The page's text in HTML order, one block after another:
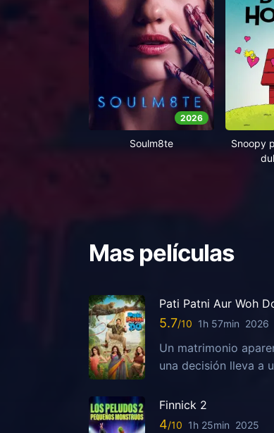
2026
Soulm8te
Snoopy
Mas películas
Pati Patni Aur Woh
5.7 1h 57min 2026
Un matrimonio
una decisión lleva a
Finnick 2
4 1h 25min 2025